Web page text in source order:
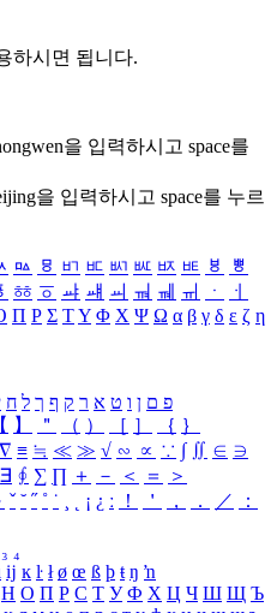
하시면 됩니다.
을 입력하시고 space를
을 입력하시고 space를 누르
ㅰ ㅱ ㅲ ㅳ ㅴ ㅵ ㅶ ㅷ ㅸ
ㅹ
ㆅ ㆆ ㆇ ㆈ ㆉ ㆊ ㆋ ㆌ ㆍ
ㆎ
Π Ρ Σ ΤΥ Φ Χ Ψ Ω α β γ δ ε ζ η
פ ם ן ו ט א ר ק ף ך ל ח
【 】 ＂ （ ） ［ ］ ｛ ｝
∇ ≡ ≒ ≪ ≫ √ ∽ ∝ ∵ ∫ ∬ ∈ ∋
∃ ∮ ∑ ∏ ＋ － ＜ ＝
＞
ˇ ˘ ˝ ˚ ˙ ¸ ¡ ¿ ː ！ ＇ ， ． ／
：
₃ ₄
ĳ ĸ ŀ ł ø œ ß þ ŧ ŋ ŉ
Н О П Р С Т У Ф Х Ц Ч Ш Щ Ъ